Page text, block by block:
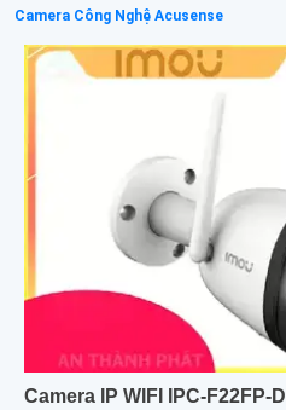
Camera Công Nghệ Acusense
Camera IP WIFI IPC-F22FP-D